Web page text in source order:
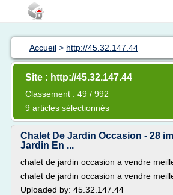
Accueil > http://45.32.147.44
Site : http://45.32.147.44
Classement : 49 / 992
9 articles sélectionnés
Chalet De Jardin Occasion - 28
Jardin En ...
chalet de jardin occasion a vendre
chalet de jardin occasion a vendre
Uploaded by: 45.32.147.44